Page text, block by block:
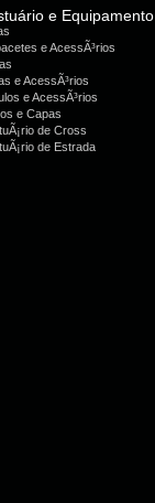
e Equipamento
e AcessÃ³rios
e AcessÃ³rios
e AcessÃ³rios
e Capas
de Cross
de Estrada